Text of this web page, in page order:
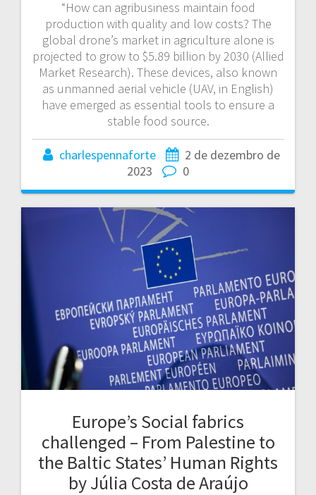
“How can agribusiness maintain food
production with quality and low costs? The
global drone’s market in agriculture alone is
projected to grow to $5.89 billion by 2030 (Allied
Market Research). These devices, also known
as unmanned aerial vehicle (UAV, in English)
have emerged as essential tools to ensure a
stable food source.
charlespennaforte
2 de dezembro de
2023
0
Europe’s Social fabrics
challenged – From Palestine to
the Baltic States’ Human Rights
by Júlia Costa de Araújo